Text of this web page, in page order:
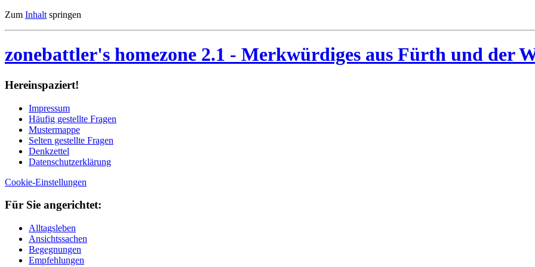
Zum Inhalt springen
zonebattler's homezone 2.1 - Merkwürdiges aus Fürth und der
Her­ein­spa­ziert!
Im­pres­sum
Häu­fig ge­stell­te Fra­gen
Mu­ster­map­pe
Sel­ten ge­stell­te Fra­gen
Denk­zet­tel
Da­ten­schutz­er­klä­rung
Cookie-Einstellungen
Für Sie an­ge­rich­tet:
Alltagsleben
Ansichtssachen
Begegnungen
Empfehlungen